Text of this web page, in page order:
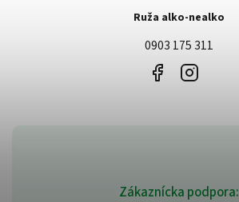
Zákaznícka podpora:
Ruža alko-nealko
0903 175 311